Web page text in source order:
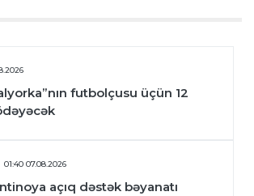
futbolçusu üçün 12
01:40 07.08.2026
açıq dəstək bəyanatı